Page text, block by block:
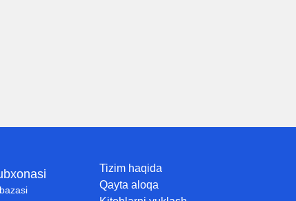
Tizim haqida
Qayta aloqa